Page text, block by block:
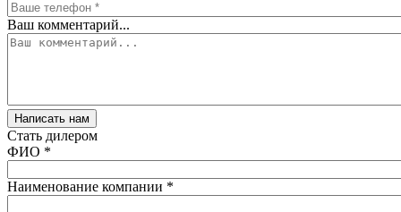
Ваш комментарий...
Стать дилером
ФИО *
Наименование компании *